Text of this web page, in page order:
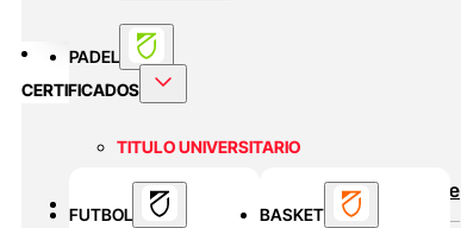
PADEL
TITULO UNIVERSITARIO
Curso Universitario Técnico En Padel De
Alto Rendimiento
BASKET
CERTIFICADOS
FUTBOL BASKET